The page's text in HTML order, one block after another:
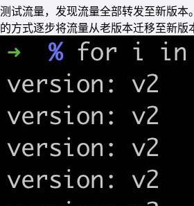
测试流量，发现流量全部转发至新版本
的方式逐步将流量从老版本迁移至新版